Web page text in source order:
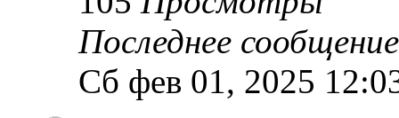
Последнее
Сб фев 01, 2025